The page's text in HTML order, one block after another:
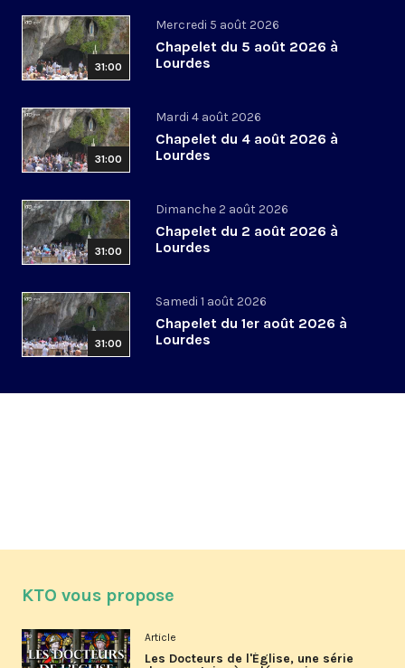
31:00
Mercredi 5 août 2026
Chapelet du 5 août 2026 à
Lourdes
31:00
Mardi 4 août 2026
Chapelet du 4 août 2026 à
Lourdes
31:00
Dimanche 2 août 2026
Chapelet du 2 août 2026 à
Lourdes
31:00
Samedi 1 août 2026
Chapelet du 1er août 2026 à
Lourdes
KTO vous propose
Article
Les Docteurs de l'Église, une série